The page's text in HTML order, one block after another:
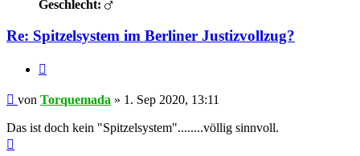
Geschlecht:
Re: Spitzelsystem im Berliner Justizvollzug?
Beitrag
von Torquemada » 1. Sep 2020, 13:11
Das ist doch kein "Spitzelsystem"........völlig sinnvoll.